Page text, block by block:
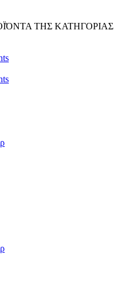
ΤΗΣ ΚΑΤΗΓΟΡΙΑΣ